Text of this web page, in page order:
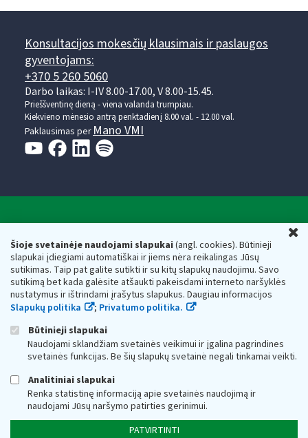
Šioje svetainėje naudojami slapukai(angl. cookies). Būtinieji
slapukai įdiegiami automatiškai ir jiems nėra reikalingas Jūsų
sutikimas. Taip pat galite sutikti ir su kitų slapukų naudojimu. Savo
sutikimą bet kada galėsite atšaukti pakeisdami interneto naršyklės
nustatymus ir ištrindami įrašytus slapukus. Daugiau informacijos
Slapukų politika
; Privatumo politika.
Būtinieji slapukai
Naudojami sklandžiam svetainės veikimui ir įgalina pagrindines
svetainės funkcijas. Be šių slapukų svetainė negali tinkamai veikti.
Analitiniai slapukai
Renka statistinę informaciją apie svetainės naudojimą ir
naudojami Jūsų naršymo patirties gerinimui.
PATVIRTINTI
Konsultacijos mokesčių klausimais ir paslaugos
gyventojams:
+370 5 260 5060
Darbo laikas: I-IV 8.00-17.00, V 8.00-15.45.
Prieššventinę dieną - viena valanda trumpiau.
Kiekvieno mėnesio antrą penktadienį 8.00 val. - 12.00 val.
Paklausimas per Mano VMI
Respublikos finansų ministerijos
Biudžetinė įstaiga. Juridinio asmens kodas — 188659752,
adresas: Vasario 16-osios g. 14, 01107 Vilnius, Lietuva, el.paštas:
vmi@vmi.lt, E. pristatymo dėžutės adresas 188659752
Duomenys apie Valstybinę mokesčių inspekciją prie Lietuvos
Respublikos finansų ministerijos kaupiami ir saugomi Juridinių